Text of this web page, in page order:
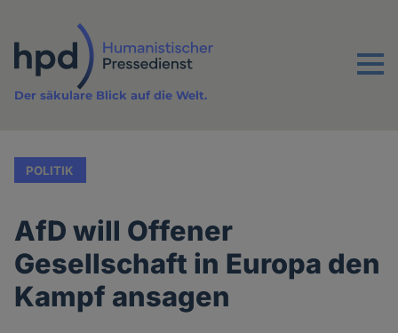
Inhalt
Menu
Der säkulare Blick auf die Welt.
POLITIK
AfD will Offener
Gesellschaft in Europa den
Kampf ansagen